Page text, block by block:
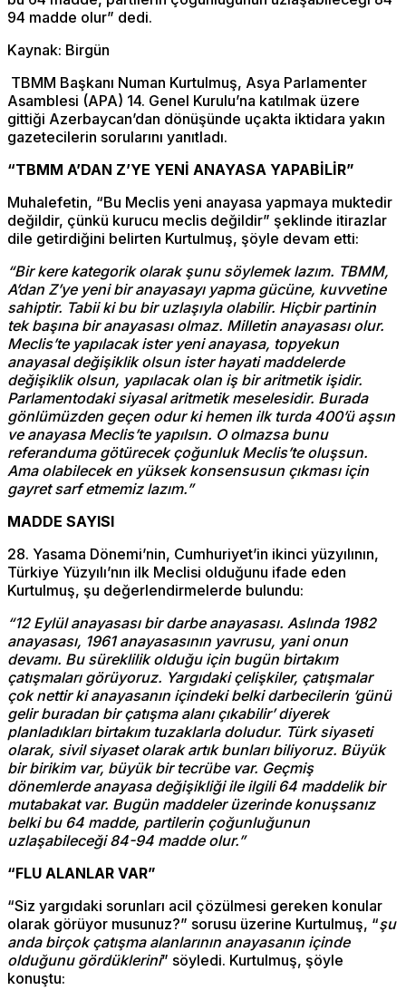
94 madde olur” dedi.
Kaynak: Birgün
TBMM Başkanı Numan Kurtulmuş, Asya Parlamenter
Asamblesi (APA) 14. Genel Kurulu’na katılmak üzere
gittiği Azerbaycan’dan dönüşünde uçakta iktidara yakın
gazetecilerin sorularını yanıtladı.
“TBMM A’DAN Z’YE YENİ ANAYASA YAPABİLİR”
Muhalefetin, “Bu Meclis yeni anayasa yapmaya muktedir
değildir, çünkü kurucu meclis değildir” şeklinde itirazlar
dile getirdiğini belirten Kurtulmuş, şöyle devam etti:
“Bir kere kategorik olarak şunu söylemek lazım. TBMM,
A’dan Z’ye yeni bir anayasayı yapma gücüne, kuvvetine
sahiptir. Tabii ki bu bir uzlaşıyla olabilir. Hiçbir partinin
tek başına bir anayasası olmaz. Milletin anayasası olur.
Meclis’te yapılacak ister yeni anayasa, topyekun
anayasal değişiklik olsun ister hayati maddelerde
değişiklik olsun, yapılacak olan iş bir aritmetik işidir.
Parlamentodaki siyasal aritmetik meselesidir. Burada
gönlümüzden geçen odur ki hemen ilk turda 400’ü aşsın
ve anayasa Meclis’te yapılsın. O olmazsa bunu
referanduma götürecek çoğunluk Meclis’te oluşsun.
Ama olabilecek en yüksek konsensusun çıkması için
gayret sarf etmemiz lazım.”
MADDE SAYISI
28. Yasama Dönemi’nin, Cumhuriyet’in ikinci yüzyılının,
Türkiye Yüzyılı’nın ilk Meclisi olduğunu ifade eden
Kurtulmuş, şu değerlendirmelerde bulundu:
“12 Eylül anayasası bir darbe anayasası. Aslında 1982
anayasası, 1961 anayasasının yavrusu, yani onun
devamı. Bu süreklilik olduğu için bugün birtakım
çatışmaları görüyoruz. Yargıdaki çelişkiler, çatışmalar
çok nettir ki anayasanın içindeki belki darbecilerin ‘günü
gelir buradan bir çatışma alanı çıkabilir’ diyerek
planladıkları birtakım tuzaklarla doludur. Türk siyaseti
olarak, sivil siyaset olarak artık bunları biliyoruz. Büyük
bir birikim var, büyük bir tecrübe var. Geçmiş
dönemlerde anayasa değişikliği ile ilgili 64 maddelik bir
mutabakat var. Bugün maddeler üzerinde konuşsanız
belki bu 64 madde, partilerin çoğunluğunun
uzlaşabileceği 84-94 madde olur.”
“FLU ALANLAR VAR”
“Siz yargıdaki sorunları acil çözülmesi gereken konular
olarak görüyor musunuz?” sorusu üzerine Kurtulmuş, “şu
anda birçok çatışma alanlarının anayasanın içinde
olduğunu gördüklerini” söyledi. Kurtulmuş, şöyle
konuştu: